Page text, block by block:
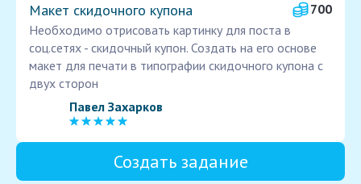
Макет скидочного купона
700
Необходимо отрисовать картинку для поста в
соц.сетях - скидочный купон. Создать на его основе
макет для печати в типографии скидочного купона с
двух сторон
Павел Захарков
Создать задание